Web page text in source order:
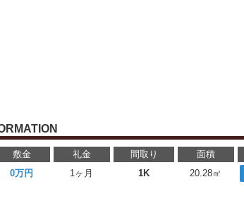
敷金 礼金 間取り 面積
0万円 1ヶ月 1K 20.28㎡